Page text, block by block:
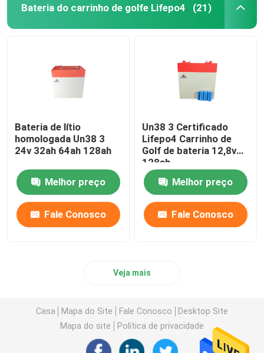
Bateria do carrinho de golfe Lifepo4 (21)
Bateria de lítio
homologada Un38 3
24v 32ah 64ah 128ah
Melhor preço
Fale Conosco
Un38 3 Certificado
Lifepo4 Carrinho de
Golf de bateria 12,8v
128ah
Melhor preço
Fale Conosco
Veja mais
Casa Mapa do Site Fale Conosco
Desktop Site
Mapa do site
Política de privacidade